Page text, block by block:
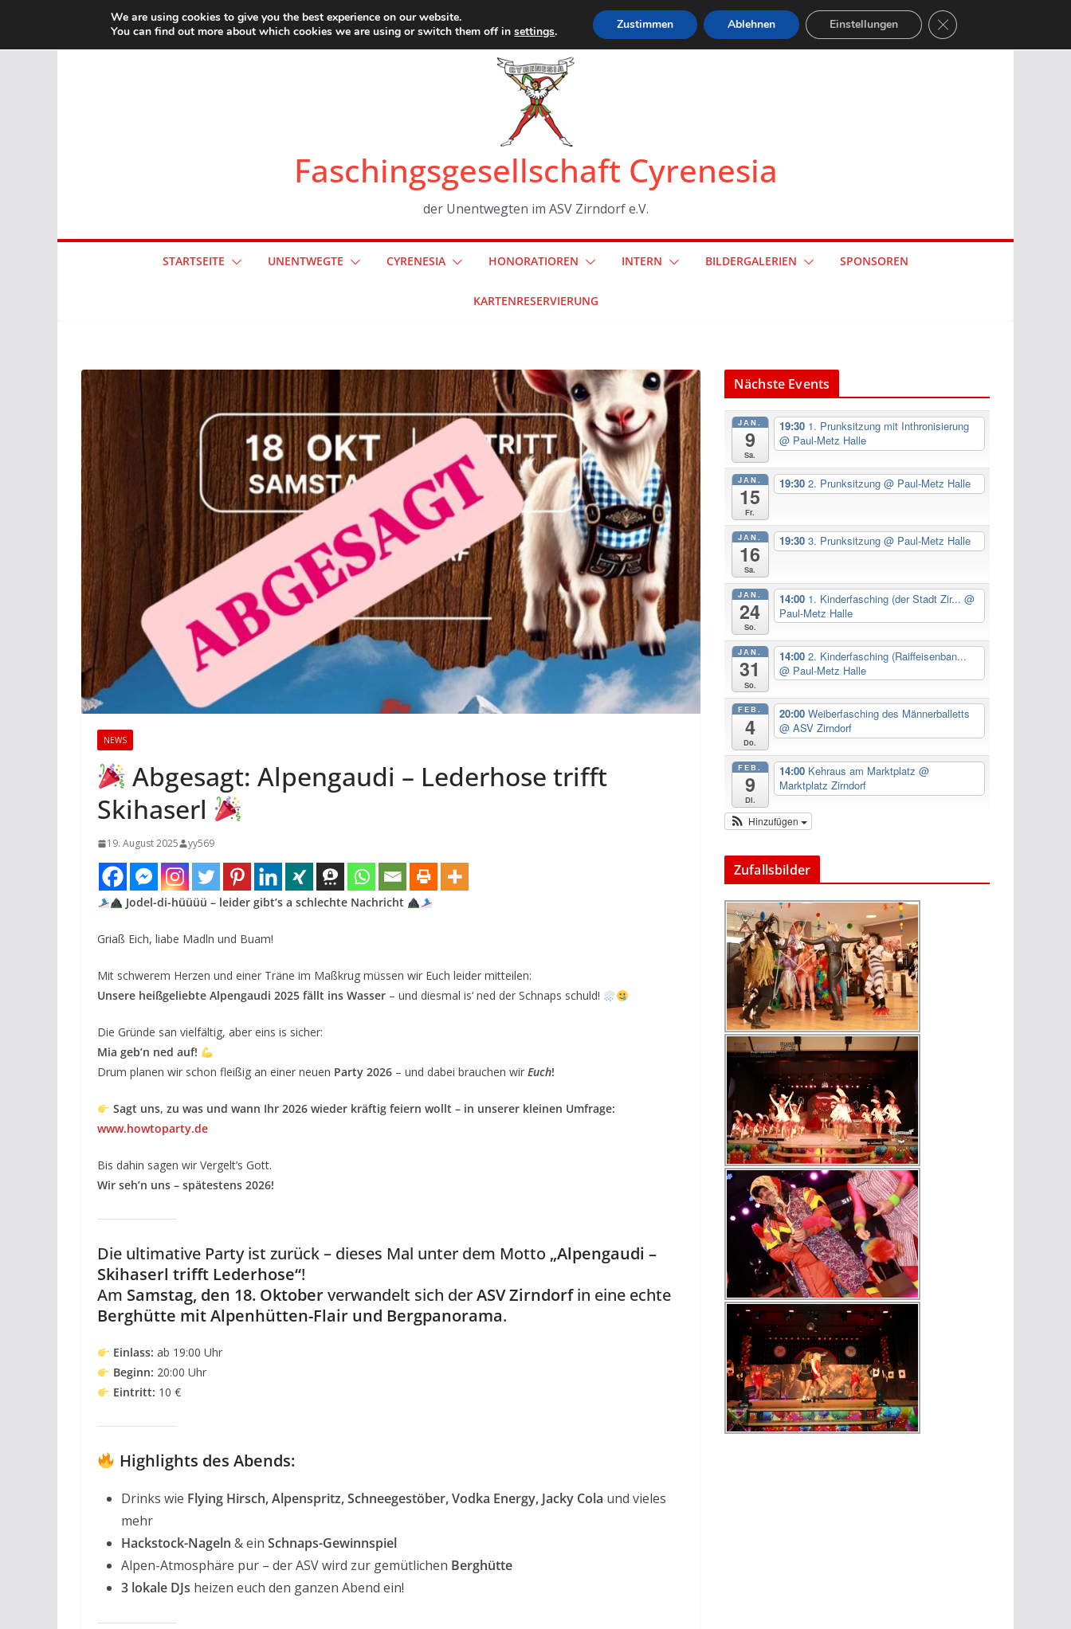
Faschingsgesellschaft Cyrenesia
der Unentwegten im ASV Zirndorf e.V.
STARTSEITE UNENTWEGTE CYRENESIA HONORATIOREN INTERN BILDERGALERIEN SPONSOREN
KARTENRESERVIERUNG
NEWS
Abgesagt: Alpengaudi – Lederhose trifft
Skihaserl
19. August 2025 yy569
Jodel-di-hüüüü – leider gibt’s a schlechte Nachricht
Griaß Eich, liabe Madln und Buam!
Mit schwerem Herzen und einer Träne im Maßkrug müssen wir Euch leider mitteilen:
Unsere heißgeliebte Alpengaudi 2025 fällt ins Wasser – und diesmal is‘ ned der Schnaps schuld!
Die Gründe san vielfältig, aber eins is sicher:
Mia geb’n ned auf!
Drum planen wir schon fleißig an einer neuen Party 2026 – und dabei brauchen wir Euch!
Sagt uns, zu was und wann Ihr 2026 wieder kräftig feiern wollt – in unserer kleinen Umfrage:
www.howtoparty.de
Bis dahin sagen wir Vergelt’s Gott.
Wir seh’n uns – spätestens 2026!
Die ultimative Party ist zurück – dieses Mal unter dem Motto „Alpengaudi –
Skihaserl trifft Lederhose“!
Am Samstag, den 18. Oktoberverwandelt sich derASV Zirndorfin eine echte
Berghütte mit Alpenhütten-Flair und Bergpanorama.
Einlass: ab 19:00 Uhr
Beginn: 20:00 Uhr
Eintritt: 10 €
Highlights des Abends:
Drinks wie Flying Hirsch, Alpenspritz, Schneegestöber, Vodka Energy, Jacky Cola und vieles
mehr
Hackstock-Nageln & ein Schnaps-Gewinnspiel
Alpen-Atmosphäre pur – der ASV wird zur gemütlichen Berghütte
3 lokale DJs heizen euch den ganzen Abend ein!
Nächste Events
JAN.
9
Sa.
19:30 1. Prunksitzung mit Inthronisierung
@ Paul-Metz Halle
JAN.
15
Fr.
19:30 2. Prunksitzung @ Paul-Metz Halle
JAN.
16
Sa.
19:30 3. Prunksitzung @ Paul-Metz Halle
JAN.
24
So.
14:00 1. Kinderfasching (der Stadt Zir... @
Paul-Metz Halle
JAN.
31
So.
14:00 2. Kinderfasching (Raiffeisenban...
@ Paul-Metz Halle
FEB.
4
Do.
20:00 Weiberfasching des Männerballetts
@ ASV Zirndorf
FEB.
9
Di.
14:00 Kehraus am Marktplatz @
Marktplatz Zirndorf
Hinzufügen
Zufallsbilder
We are using cookies to give you the best experience on our website.
You can find out more about which cookies we are using or switch them off insettings. Zustimmen Ablehnen Einstellungen GDPR Cookie-Banner